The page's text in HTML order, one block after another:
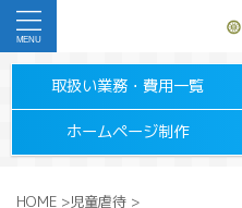
取扱い業務・費用一覧
ホームページ制作
HOME >児童虐待 >